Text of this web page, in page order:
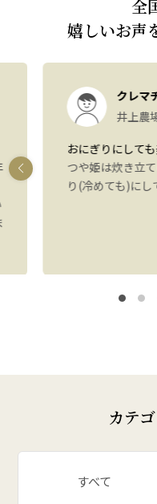
全
嬉しいお声
クレマ
井上農
おにぎりにして
つや姫は炊き立
り(冷めても)にし
カテ
すべて